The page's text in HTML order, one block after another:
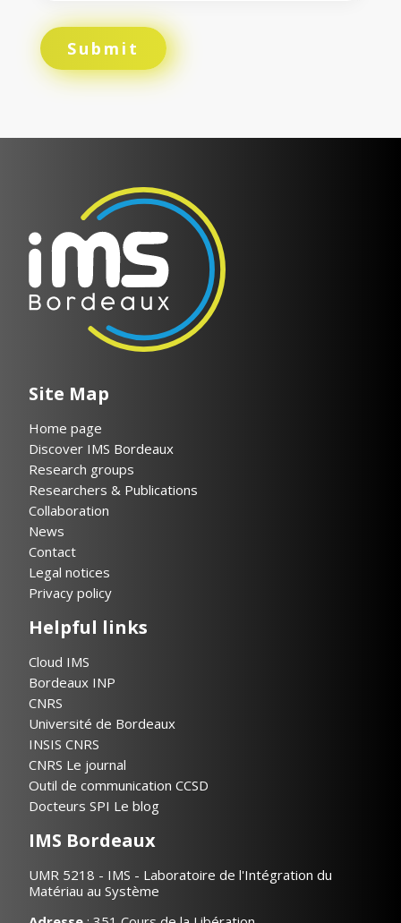
Site Map
Home page
Discover IMS Bordeaux
Research groups
Researchers & Publications
Collaboration
News
Contact
Legal notices
Privacy policy
Helpful links
Cloud IMS
Bordeaux INP
CNRS
Université de Bordeaux
INSIS CNRS
CNRS Le journal
Outil de communication CCSD
Docteurs SPI Le blog
IMS Bordeaux
UMR 5218 - IMS - Laboratoire de l'Intégration du
Matériau au Système